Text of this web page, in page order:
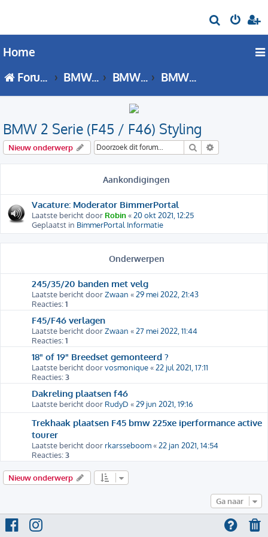
o
Home
Forumoverzicht
BMW 2 Serie BMW 2 Serie - F45 / F46 forum BMW 2 Serie (F45 / F46) Styling
BMW 2 Serie (F45 / F46) Styling
Nieuw onderwerp Zoek
Aankondigingen
Vacature: Moderator BimmerPortal
Laatste bericht door Robin«20 okt 2021, 12:25
Geplaatst in BimmerPortal Informatie
Onderwerpen
245/35/20 banden met velg
Laatste bericht doorZwaan «29 mei 2022, 21:43
Reacties:1
F45/F46 verlagen
Laatste bericht doorZwaan «27 mei 2022, 11:44
Reacties:1
18" of 19" Breedset gemonteerd ?
Laatste bericht doorvosmonique«22 jul 2021, 17:11
Reacties:3
Dakreling plaatsen f46
Laatste bericht door RudyD «29 jun 2021, 19:16
Trekhaak plaatsen F45 bmw 225xe iperformance active
tourer
Laatste bericht door rkarsseboom«22 jan 2021, 14:54
Reacties:3
Nieuw onderwerp
Ga naar